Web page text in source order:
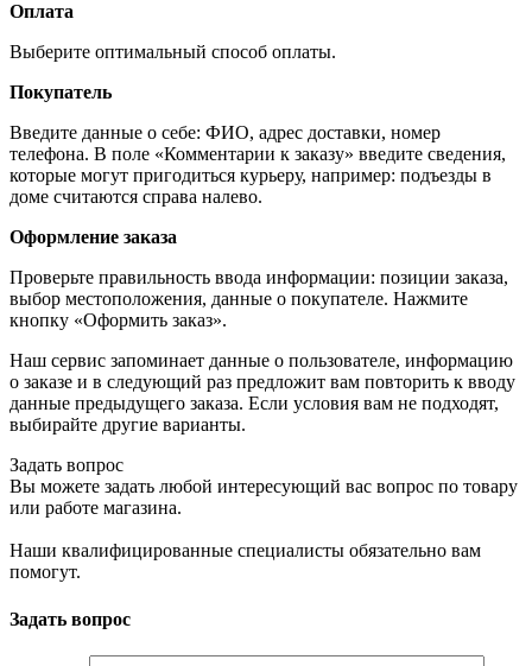
Оплата
Выберите оптимальный способ оплаты.
Покупатель
Введите данные о себе: ФИО, адрес доставки, номер
телефона. В поле «Комментарии к заказу» введите сведения,
которые могут пригодиться курьеру, например: подъезды в
доме считаются справа налево.
Оформление заказа
Проверьте правильность ввода информации: позиции заказа,
выбор местоположения, данные о покупателе. Нажмите
кнопку «Оформить заказ».
Наш сервис запоминает данные о пользователе, информацию
о заказе и в следующий раз предложит вам повторить к вводу
данные предыдущего заказа. Если условия вам не подходят,
выбирайте другие варианты.
Задать вопрос
Вы можете задать любой интересующий вас вопрос по товару
или работе магазина.
Наши квалифицированные специалисты обязательно вам
помогут.
Задать вопрос